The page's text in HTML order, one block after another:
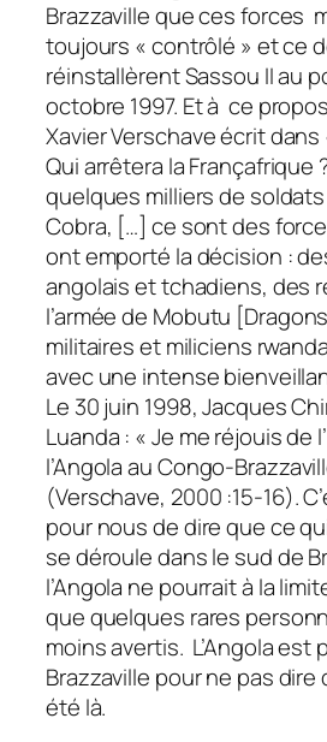
Brazzaville que ces forces
toujours « contrôlé » et ce
réinstallèrent Sassou II au
octobre 1997. Et à ce
Xavier Verschave écrit dans
Qui arrêtera la Françafrique
quelques milliers de
Cobra, […] ce sont des
ont emporté la décision :
angolais et tchadiens, des
l’armée de Mobutu
militaires et miliciens
avec une intense
Le 30 juin 1998, Jacques
Luanda : « Je me réjouis de
l’Angola au Congo-
(Verschave, 2000 :15-16).
pour nous de dire que ce
se déroule dans le sud de
l’Angola ne pourrait à la
que quelques rares
moins avertis. L’Angola est
Brazzaville pour ne pas dire
été là.